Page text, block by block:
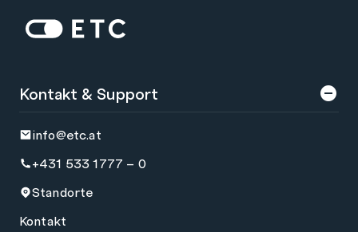
Startseite: ETC
Kontakt & Support
info@etc.at
+431 533 1777 – 0
Standorte
Kontakt